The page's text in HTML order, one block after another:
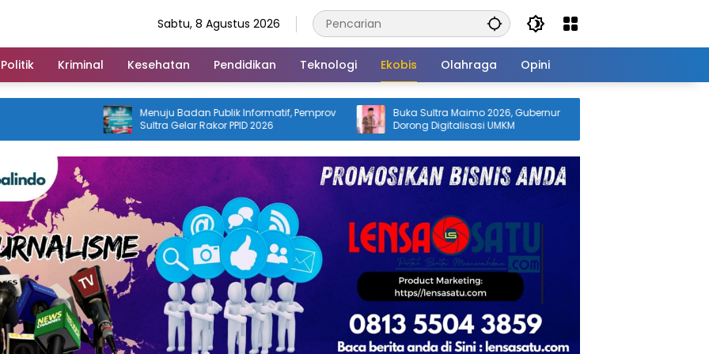
Sabtu, 8 Agustus 2026
Politik Kriminal Kesehatan Pendidikan Teknologi Ekobis Olahraga Opini
Menuju Badan Publik Informatif, Pemprov
Sultra Gelar Rakor PPID 2026
Buka Sultra Maimo 2026, Gubernur
Dorong Digitalisasi UMKM
Kwarcab Gerakan Pramuka
Nasional XII 2026, Bupati Ikbar:
Disiplin dan Berprestasi